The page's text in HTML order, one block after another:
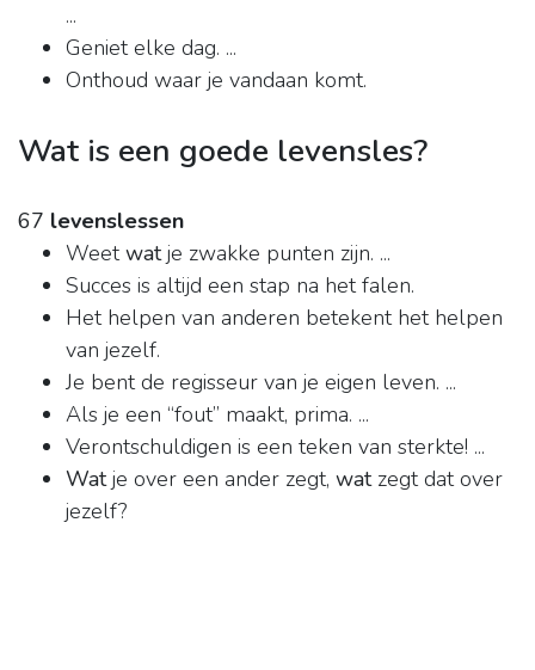
...
Geniet elke dag. ...
Onthoud waar je vandaan komt.
Wat is een goede levensles?
67 levenslessen
Weetwatje zwakke punten zijn. ...
Succes is altijd een stap na het falen.
Het helpen van anderen betekent het helpen
van jezelf.
Je bent de regisseur van je eigen leven. ...
Als je een “fout” maakt, prima. ...
Verontschuldigen is een teken van sterkte! ...
Watje over een ander zegt, watzegt dat over
jezelf?